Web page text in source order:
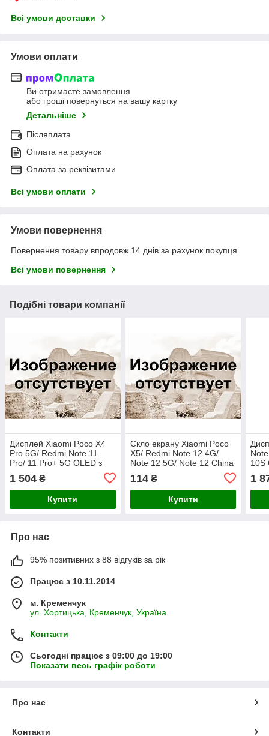
Всі умови доставки
Умови оплати
Ви отримаєте замовлення
або гроші повернуться на вашу картку
Детальніше
Післяплата
Оплата на рахунок
Оплата за реквізитами
Всі умови оплати
Умови повернення
Повернення товару впродовж 14 днів за рахунок покупця
Всі умови повернення
Подібні товари компанії
Дисплей Xiaomi Poco X4
Pro 5G/ Redmi Note 11
Pro/ 11 Pro+ 5G OLED з
1 504 ₴
Купити
Скло екрану Xiaomi Poco
X5/ Redmi Note 12 4G/
Note 12 5G/ Note 12 China
114₴
Купити
10S
1
Про нас
95% позитивних з 88 відгуків за рік
Працює з 10.11.2014
м. Кременчук
ул. Хортицька, Кременчук, Україна
Контакти
Сьогодні працює з 09:00 до 19:00
Показати весь графік роботи
Про нас
Контакти